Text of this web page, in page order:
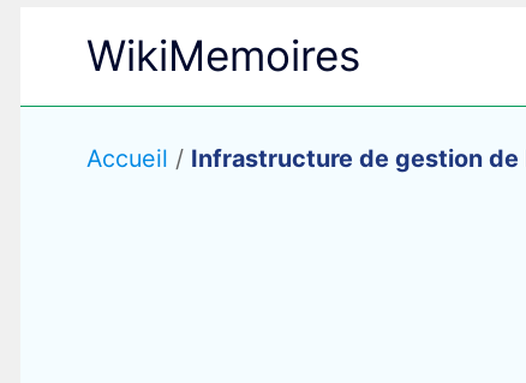
WikiMemoires
Accueil / Infrastructure de gestion